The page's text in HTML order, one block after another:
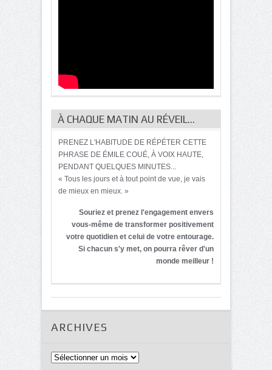
À CHAQUE MATIN AU RÉVEIL…
PRENEZ L'HABITUDE DE RÉPÉTER CETTE
PHRASE DE ÉMILE COUÉ, À VOIX HAUTE,
PENDANT QUELQUES MINUTES...
« Tous les jours et à tout point de vue, je vais
de mieux en mieux. »
Souriez et prenez l'engagement envers
vous-même de transformer positivement
votre quotidien et celui de votre entourage.
Si chacun s'y met, on pourra rêver d'un
monde meilleur !
ARCHIVES
Archives